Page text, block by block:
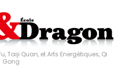
Taiji Quan, et Arts Energétiques, Qi
Gong